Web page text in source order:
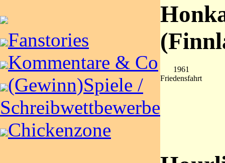
Fanstories
Kommentare & Co
(Gewinn)Spiele /
Schreibwettbewerbe
Chickenzone
1961
Friedensfahrt